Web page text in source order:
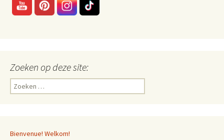
Zoeken op deze site:
Zoeken
naar:
Bienvenue! Welkom!